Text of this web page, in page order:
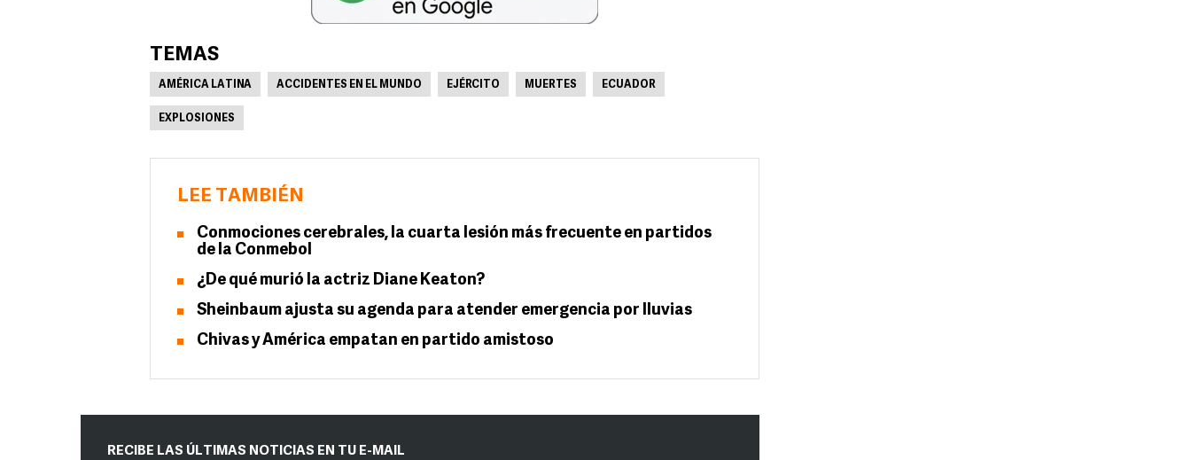
TEMAS
AMÉRICA LATINA ACCIDENTES EN EL MUNDO EJÉRCITO MUERTES ECUADOR
EXPLOSIONES
LEE TAMBIÉN
Conmociones cerebrales, la cuarta lesión más frecuente en partidos
de la Conmebol
¿De qué murió la actriz Diane Keaton?
Sheinbaum ajusta su agenda para atender emergencia por lluvias
Chivas y América empatan en partido amistoso
RECIBE LAS ÚLTIMAS NOTICIAS EN TU E-MAIL